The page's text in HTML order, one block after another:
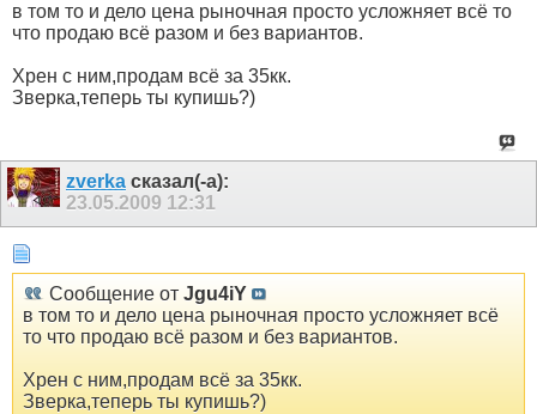
в том то и дело цена рыночная просто усложняет всё то
что продаю всё разом и без вариантов.
Хрен с ним,продам всё за 35кк.
Зверка,теперь ты купишь?)
zverka сказал(-а):
23.05.2009 12:31
Сообщение от Jgu4iY
в том то и дело цена рыночная просто усложняет всё
то что продаю всё разом и без вариантов.
Хрен с ним,продам всё за 35кк.
Зверка,теперь ты купишь?)